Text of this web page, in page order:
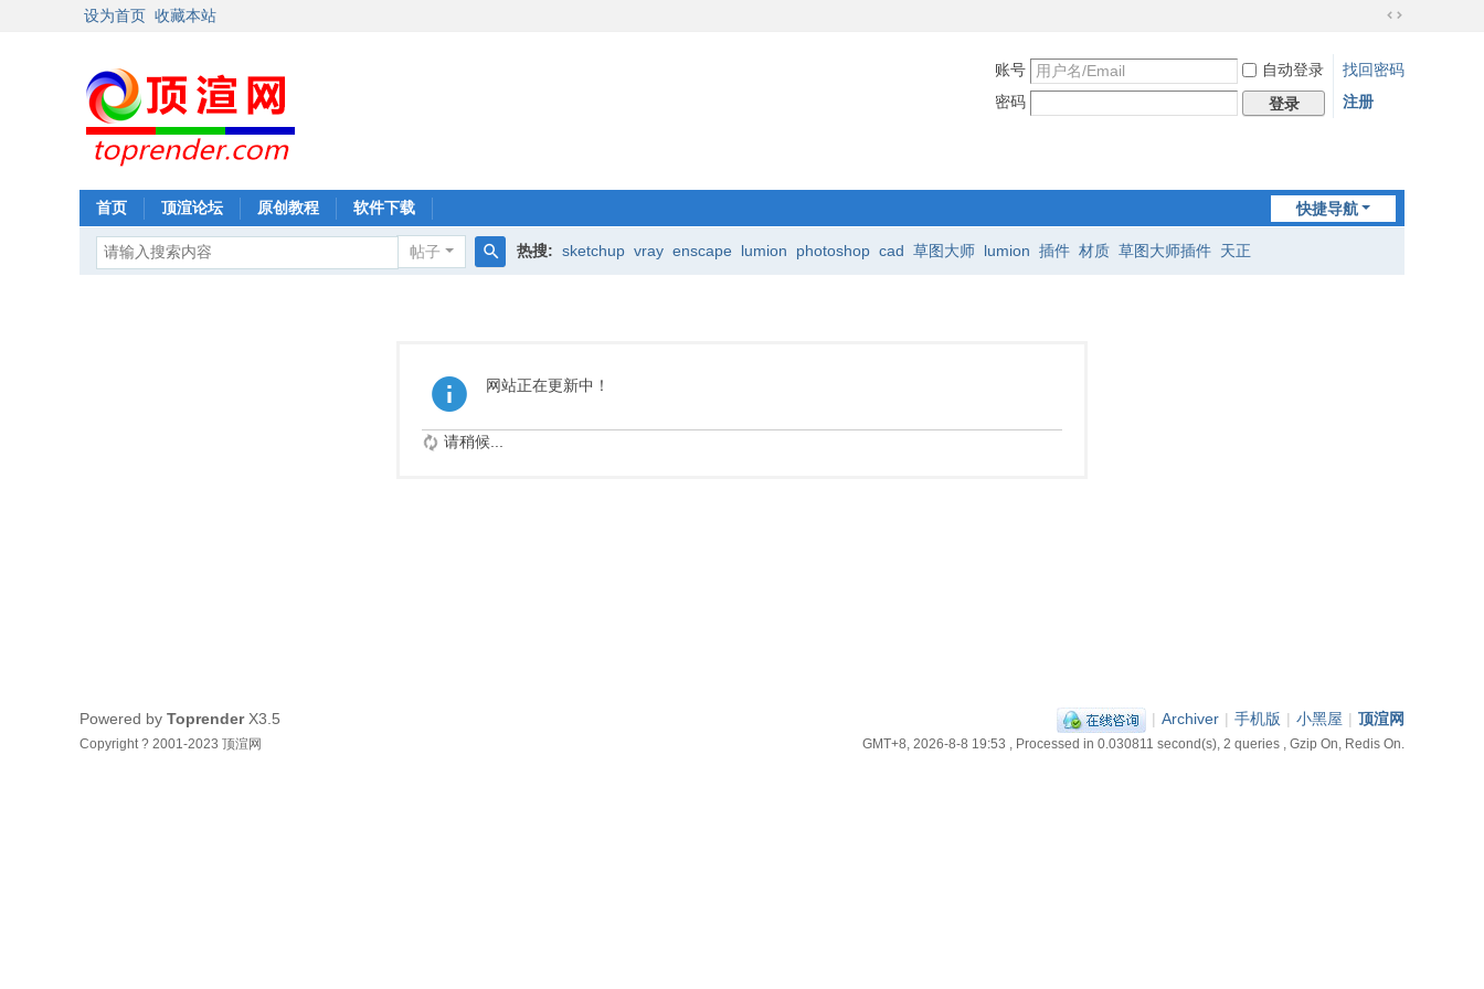
设为首页 收藏本站
到
账号 自动登录
找回密码
密码
登录 注册
快捷导航
首页 顶渲论坛 原创教程 软件下载
帖子 热搜: sketchup vray enscape lumion photoshop cad 草图大师 lumion 插件 材质 草图大师插件 天正
网站正在更新中！
请稍候...
| Archiver | 手机版 | 小黑屋 | 顶渲网
GMT+8, 2026-8-8 19:53 , Processed in 0.030811 second(s), 2 queries , Gzip On, Redis On.
Powered by Toprender X3.5
Copyright ? 2001-2023 顶渲网